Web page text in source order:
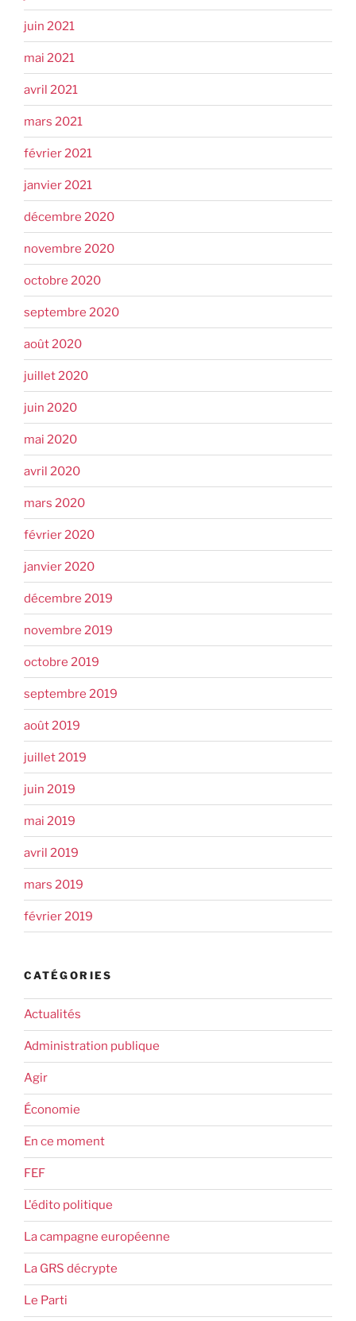
juin 2021
mai 2021
avril 2021
mars 2021
février 2021
janvier 2021
décembre 2020
novembre 2020
octobre 2020
septembre 2020
août 2020
juillet 2020
juin 2020
mai 2020
avril 2020
mars 2020
février 2020
janvier 2020
décembre 2019
novembre 2019
octobre 2019
septembre 2019
août 2019
juillet 2019
juin 2019
mai 2019
avril 2019
mars 2019
février 2019
CATÉGORIES
Actualités
Administration publique
Agir
Économie
En ce moment
FEF
L'édito politique
La campagne européenne
La GRS décrypte
Le Parti